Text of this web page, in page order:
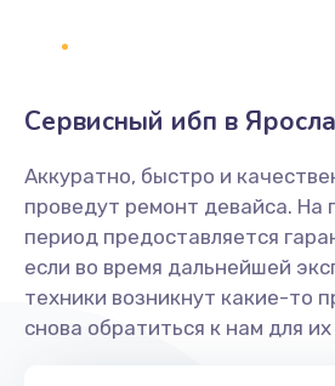
Сервисный ибп в
Аккуратно, быстро и
проведут ремонт девайса. На
период предоставляется
если во время дальнейшей
техники возникнут какие-то
снова обратиться к нам для